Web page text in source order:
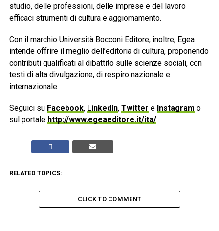
studio, delle professioni, delle imprese e del lavoro
efficaci strumenti di cultura e aggiornamento.
Con il marchio Università Bocconi Editore, inoltre, Egea
intende offrire il meglio dell’editoria di cultura, proponendo
contributi qualificati al dibattito sulle scienze sociali, con
testi di alta divulgazione, di respiro nazionale e
internazionale.
Seguici su Facebook, LinkedIn, Twitter e Instagram o
sul portale http://www.egeaeditore.it/ita/
RELATED TOPICS:
CLICK TO COMMENT